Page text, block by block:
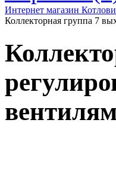
Интернет магазин
Коллекторная группа 7